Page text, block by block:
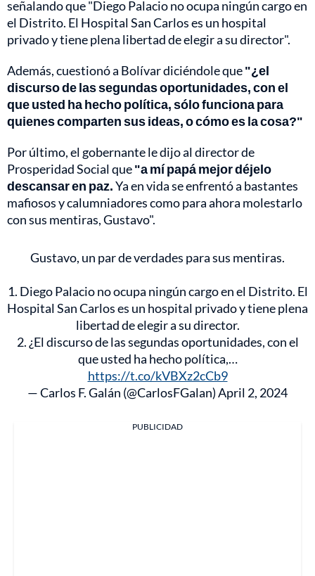
señalando que "Diego Palacio no ocupa ningún cargo en
el Distrito. El Hospital San Carlos es un hospital
privado y tiene plena libertad de elegir a su director".
Además, cuestionó a Bolívar diciéndole que"¿el
discurso de las segundas oportunidades, con el
que usted ha hecho política, sólo funciona para
quienes comparten sus ideas, o cómo es la cosa?"
Por último, el gobernante le dijo al director de
Prosperidad Social que"a mí papá mejor déjelo
descansar en paz.Ya en vida se enfrentó a bastantes
mafiosos y calumniadores como para ahora molestarlo
con sus mentiras, Gustavo".
Gustavo, un par de verdades para sus mentiras.
1. Diego Palacio no ocupa ningún cargo en el Distrito. El
Hospital San Carlos es un hospital privado y tiene plena
libertad de elegir a su director.
2. ¿El discurso de las segundas oportunidades, con el
que usted ha hecho política,…
https://t.co/kVBXz2cCb9
— Carlos F. Galán (@CarlosFGalan)April 2, 2024
PUBLICIDAD